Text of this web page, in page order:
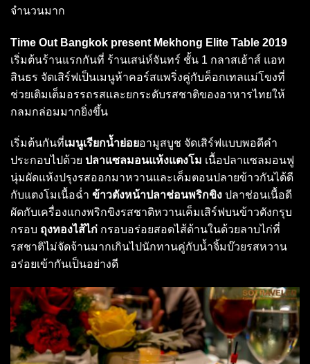
จำนวนมาก
Time Out Bangkok present Mekhong Elite Table 2019
เริ่มต้นร้านแรกกันที่ ร้านเสน่ห์จันทร์ ชั้น 1 กลาสเฮ้าส์ แอท
สินธร จัดเสิร์ฟเป็นเมนูห้าคอร์สแพริ่งคู่กับค็อกเทลแม่โขงที่
ช่วยเติมเต็มอรรถรสและยกระดับรสชาติของอาหารไทยให้
กลมกล่อมมากยิ่งขึ้น
เริ่มต้นกันที่เมนูเรียกน้ำย่อยอามูสบูช จัดเสิร์ฟแบบพอดีคำ
ประกอบไปด้วย ปลาแซลมอนแห้งแตงโม เนื้อปลาแซลมอนฟู
นุ่มผัดแห้งปรุงรสออกมาหวานและเค็มตอนปลายข้าวกันได้ดี
กับแตงโมเนื้อฉ่ำ ข้าวตังหน้าปลาช่อนพริกขิง ปลาช่อนเนื้อดี
ผัดกับเครื่องแกงพริกขิงรสชาติหวานเค็มเสิร์ฟบนข้าวตังกรุบ
กรอบ ถุงทองไส้ไก่ กรอบอร่อยสอดไส้ด้านในด้วยลาบไก่ที่
รสชาติไม่จัดจ้านมากเกินไปนักทานคู่กับน้ำจิ้มบ๊วยรสหวาน
อร่อยเข้ากันเป็นอย่างดี